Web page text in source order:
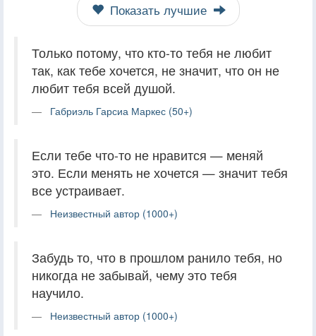
Показать лучшие
Только потому, что кто-то тебя не любит
так, как тебе хочется, не значит, что он не
любит тебя всей душой.
Габриэль Гарсиа Маркес (50+)
Если тебе что-то не нравится — меняй
это. Если менять не хочется — значит тебя
все устраивает.
Неизвестный автор (1000+)
Забудь то, что в прошлом ранило тебя, но
никогда не забывай, чему это тебя
научило.
Неизвестный автор (1000+)